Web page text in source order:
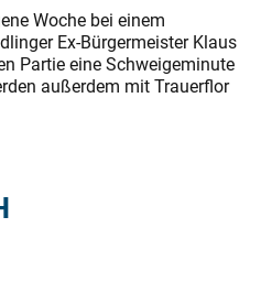
Woche bei einem
Ex-Bürgermeister Klaus
Partie eine Schweigeminute
außerdem mit Trauerflor